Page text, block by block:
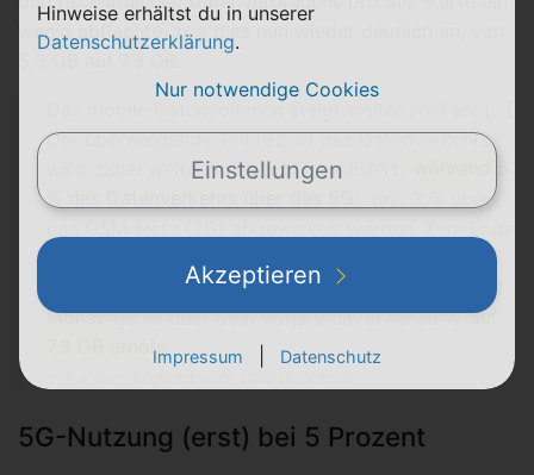
wenig abflachte, zog dies nun wieder deutlich an, von
Das mobile Datenvolumen steigt weiter steil an. [...]
Der überwiegende Teil (92 %) des Datenverkehrs
wird dabei weiterhin über LTE realisiert,
% des Datenverkehrs über das 5G-
und 3 % über
genutzte Datenvolumen pro aktiver SIM-Karte und
Monatgegenüber dem Vorjahr um etwa 38 %auf
7,3 GB erhöht
5G-Nutzung (erst) bei 5 Prozent
Hinweise erhältst du in unserer
Datenschutzerklärung.
Nur notwendige Cookies
Einstellungen
Akzeptieren
Impressum Datenschutz